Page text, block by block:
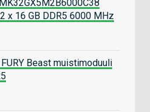
x 16 GB DDR5 6000 MHz
Beast muistimoduuli